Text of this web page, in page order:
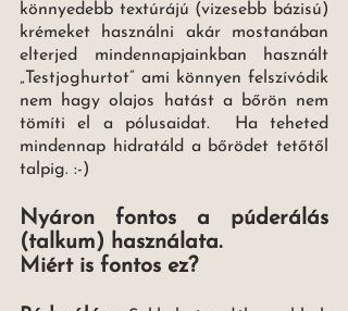
könnyedebb textúrájú (vizesebb bázisú)
krémeket használni akár mostanában
elterjed mindennapjainkban használt
„Testjoghurtot” ami könnyen felszívódik
nem hagy olajos hatást a bőrön nem
tömíti el a pólusaidat.  Ha teheted
mindennap hidratáld a bőrödet tetőtől
talpig. :-)
Nyáron fontos a púderálás
(talkum) használata.
Miért is fontos ez?